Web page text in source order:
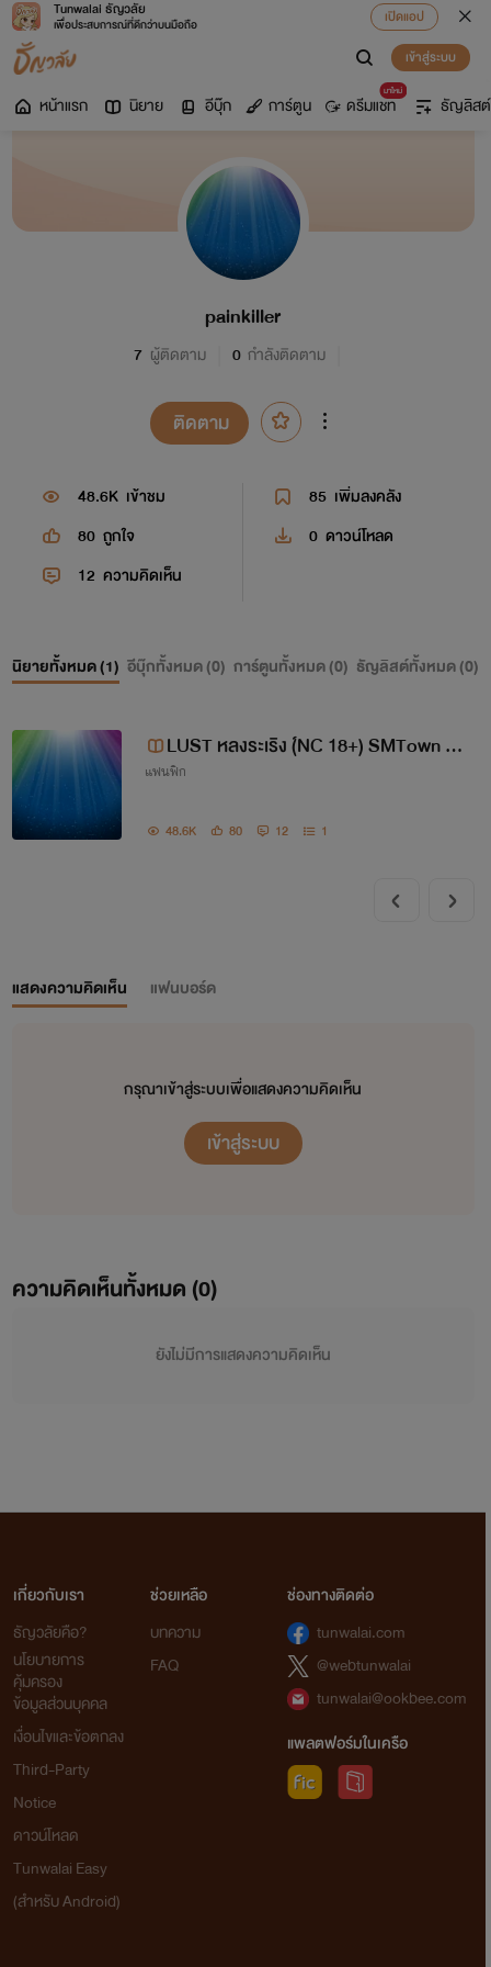
Tunwalai ธัญวลัย
เพื่อประสบการณ์ที่ดีกว่าบนมือถือ
เปิดแอป
เข้าสู่ระบบ
หน้าแรก นิยาย อีบุ๊ก การ์ตูน
มาใหม่
ดรีมแชท ธัญลิสต์
painkiller
7 ผู้ติดตาม 0 กำลังติดตาม
ติดตาม
48.6K เข้าชม 85 เพิ่มลงคลัง
80 ถูกใจ 0 ดาวน์โหลด
12 ความคิดเห็น
นิยายทั้งหมด (1) อีบุ๊กทั้งหมด (0) การ์ตูนทั้งหมด (0) ธัญลิสต์ทั้งหมด (0)
LUST หลงระเริง (์NC 18+) SMTown - T
VXQ, BOA, Super Junior, SNSD, EX
แฟนฟิก
48.6K 80 12 1
แสดงความคิดเห็น แฟนบอร์ด
กรุณาเข้าสู่ระบบเพื่อแสดงความคิดเห็น
เข้าสู่ระบบ
ความคิดเห็นทั้งหมด (0)
ยังไม่มีการแสดงความคิดเห็น
เกี่ยวกับเรา
ธัญวลัยคือ?
นโยบายการ
คุ้มครอง
ข้อมูลส่วนบุคคล
เงื่อนไขและข้อตกลง
Third-Party
Notice
ดาวน์โหลด
Tunwalai Easy
(สำหรับ Android)
ช่วยเหลือ
บทความ
FAQ
ช่องทางติดต่อ
tunwalai.com
@webtunwalai
tunwalai@ookbee.com
แพลตฟอร์มในเครือ